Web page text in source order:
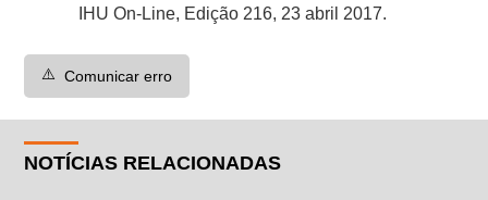
IHU On-Line, Edição 216, 23 abril 2017.
⚠️ Comunicar erro
NOTÍCIAS RELACIONADAS